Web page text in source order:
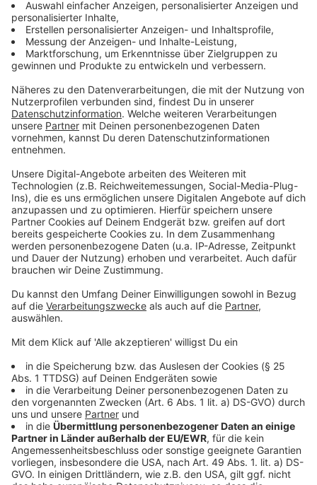
Nicht nur deshalb ruft Fridays For Future zum 19. März
zu einem globalen Klimastreik auf. In über hundert
deutschen Städten werden an diesem Tag
Demonstrationen stattfinden, unter dem Deckmantel
der Klimabewegung. "Wir fordern krisenfeste
Wahlprogramme, mobilisieren Wahlentscheidungen für
die Zukunft und kämpfen für 1,5-Grad-
Koalitionsverträge. Doch der Aktionstag dreht sich
nicht nur um das Geschehen in Deutschland: Es ist der
siebte globale Klimastreik", verkündet Fridays For
Future auf der eigenen Homepage.
Anzeige
gestreikt
Anzeige
In Nordrhein-Westfalen finden in nahezu jeder
größeren Stadt Demos statt, aber auch in kleineren
Gemeinden. Rund 50 Städte sind dabei. Wo und wann
eine lokale Demonstration stattfindet, können
Interessierte in derHIERaufgeführten Karte einsehen.
Sie zeigt alle Klimastreiks im Rahmen der Fridays-For-
Future-Bewegung am 19. März an.